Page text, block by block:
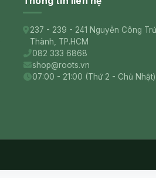
237 - 239 - 241 Nguyễn Công
Thành, TP.HCM
082 333 6868
shop@roots.vn
07:00 - 21:00 (Thứ 2 - Chủ Nhật)